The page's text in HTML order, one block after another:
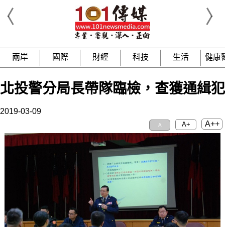
兩岸 國際 財經 科技 生活 健康
北投警分局長帶隊臨檢，查獲通緝犯
2019-03-09
A A+ A++